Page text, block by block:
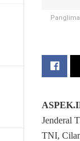
Jenderal
TNI,